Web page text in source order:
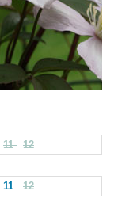
11 12
11 12